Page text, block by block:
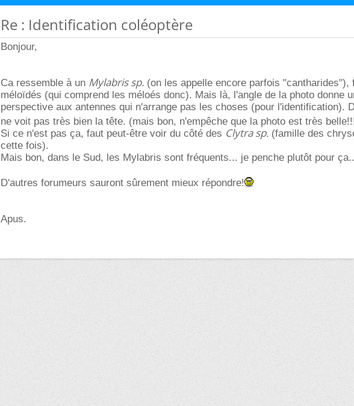
Re : Identification coléoptère
Bonjour,
Ca ressemble à un Mylabris sp. (on les appelle encore parfois "cantharides"),
méloïdés (qui comprend les méloés donc). Mais là, l'angle de la photo donne
perspective aux antennes qui n'arrange pas les choses (pour l'identification).
ne voit pas très bien la tête. (mais bon, n'empêche que la photo est très
Si ce n'est pas ça, faut peut-être voir du côté des Clytra sp. (famille des
cette fois).
Mais bon, dans le Sud, les Mylabris sont fréquents... je penche plutôt pour
D'autres forumeurs sauront sûrement mieux répondre!
Apus.